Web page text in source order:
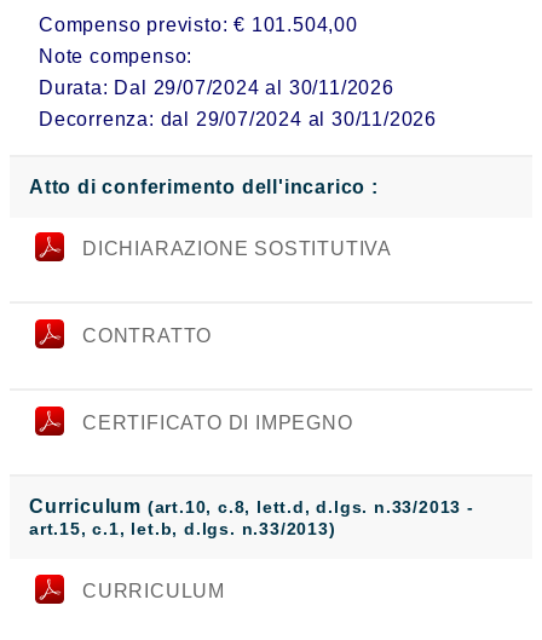
Compenso previsto: € 101.504,00
Note compenso:
Durata: Dal 29/07/2024 al 30/11/2026
Decorrenza: dal 29/07/2024 al 30/11/2026
Atto di conferimento dell'incarico :
DICHIARAZIONE SOSTITUTIVA
CONTRATTO
CERTIFICATO DI IMPEGNO
Curriculum (art.10, c.8, lett.d, d.lgs. n.33/2013 -
art.15, c.1, let.b, d.lgs. n.33/2013)
CURRICULUM